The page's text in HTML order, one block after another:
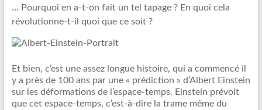
… Pourquoi en a-t-on fait un tel tapage ? En quoi cela
révolutionne-t-il quoi que ce soit ?
Et bien, c’est une assez longue histoire, qui a commencé il
y a près de 100 ans par une « prédiction » d’Albert Einstein
sur les déformations de l’espace-temps. Einstein prévoit
que cet espace-temps, c’est-à-dire la trame même du